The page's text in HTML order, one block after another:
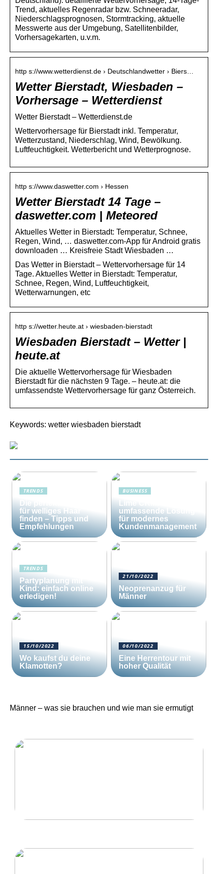
Trend, aktuelles Regenradar bzw. Schneeradar,
Niederschlagsprognosen, Stormtracking, aktuelle
Messwerte aus der Umgebung, Satellitenbilder,
Vorhersagekarten, u.v.m.
http s://www.wetterdienst.de › Deutschlandwetter › Biers…
Wetter Bierstadt, Wiesbaden –
Vorhersage – Wetterdienst
Wetter Bierstadt – Wetterdienst.de
Wettervorhersage für Bierstadt inkl. Temperatur,
Wetterzustand, Niederschlag, Wind, Bewölkung.
Luftfeuchtigkeit. Wetterbericht und Wetterprognose.
http s://www.daswetter.com › Hessen
Wetter Bierstadt 14 Tage –
daswetter.com | Meteored
Aktuelles Wetter in Bierstadt: Temperatur, Schnee,
Regen, Wind, … daswetter.com-App für Android gratis
downloaden … Kreisfreie Stadt Wiesbaden …
Das Wetter in Bierstadt – Wettervorhersage für 14
Tage. Aktuelles Wetter in Bierstadt: Temperatur,
Schnee, Regen, Wind, Luftfeuchtigkeit,
Wetterwarnungen, etc
http s://wetter.heute.at › wiesbaden-bierstadt
Wiesbaden Bierstadt – Wetter |
heute.at
Die aktuelle Wettervorhersage für Wiesbaden
Bierstadt für die nächsten 9 Tage. – heute.at: die
umfassendste Wettervorhersage für ganz Österreich.
Keywords: wetter wiesbaden bierstadt
TRENDS
Die perfekte Bürste
für welliges Haar
finden – Tipps und
Empfehlungen
BUSINESS
Lime CRM: Die
umfassende Lösung
für modernes
Kundenmanagement
TRENDS
Partyplanung mit
Kind: einfach online
erledigen!
21/10/2022
Neoprenanzug für
Männer
15/10/2022
Wo kaufst du deine
Klamotten?
06/10/2022
Eine Herrentour mit
hoher Qualität
Männer – was sie brauchen und wie man sie ermutigt